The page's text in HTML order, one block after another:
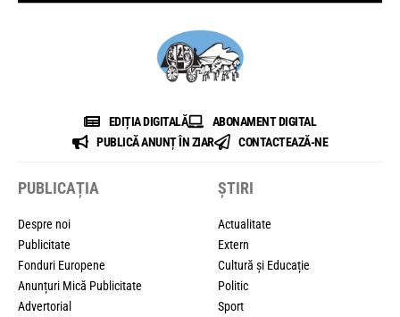
EDIȚIA DIGITALĂ
ABONAMENT DIGITAL
PUBLICĂ ANUNȚ ÎN ZIAR
CONTACTEAZĂ-NE
PUBLICAȚIA
Despre noi
Publicitate
Fonduri Europene
Anunțuri Mică Publicitate
Advertorial
ȘTIRI
Actualitate
Extern
Cultură și Educație
Politic
Sport